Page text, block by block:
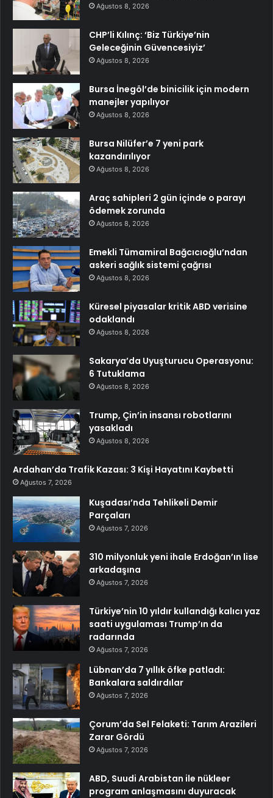
Ağustos 8, 2026
CHP’li Kılınç: ‘Biz Türkiye’nin
Geleceğinin Güvencesiyiz’
Ağustos 8, 2026
Bursa İnegöl’de binicilik için modern
manejler yapılıyor
Ağustos 8, 2026
Bursa Nilüfer’e 7 yeni park
kazandırılıyor
Ağustos 8, 2026
Araç sahipleri 2 gün içinde o parayı
ödemek zorunda
Ağustos 8, 2026
Emekli Tümamiral Bağcıcıoğlu’ndan
askeri sağlık sistemi çağrısı
Ağustos 8, 2026
Küresel piyasalar kritik ABD verisine
odaklandı
Ağustos 8, 2026
Sakarya’da Uyuşturucu Operasyonu:
6 Tutuklama
Ağustos 8, 2026
Trump, Çin’in insansı robotlarını
yasakladı
Ağustos 8, 2026
Ardahan’da Trafik Kazası: 3 Kişi Hayatını Kaybetti
Ağustos 7, 2026
Kuşadası’nda Tehlikeli Demir
Parçaları
Ağustos 7, 2026
310 milyonluk yeni ihale Erdoğan’ın lise
arkadaşına
Ağustos 7, 2026
Türkiye’nin 10 yıldır kullandığı kalıcı yaz
saati uygulaması Trump’ın da
radarında
Ağustos 7, 2026
Lübnan’da 7 yıllık öfke patladı:
Bankalara saldırdılar
Ağustos 7, 2026
Çorum’da Sel Felaketi: Tarım Arazileri
Zarar Gördü
Ağustos 7, 2026
ABD, Suudi Arabistan ile nükleer
program anlaşmasını duyuracak